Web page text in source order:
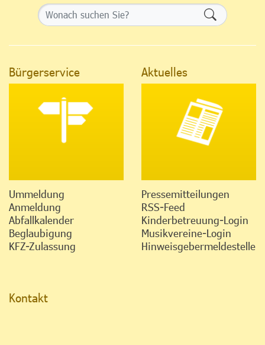
Bürgerservice
Ummeldung
Anmeldung
Abfallkalender
Beglaubigung
KFZ-Zulassung
Aktuelles
Pressemitteilungen
RSS-Feed
Kinderbetreuung-Login
Musikvereine-Login
Hinweisgebermeldestelle
Kontakt